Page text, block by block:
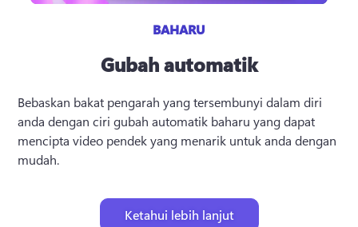
BAHARU
Gubah automatik
Bebaskan bakat pengarah yang tersembunyi dalam diri
anda dengan ciri gubah automatik baharu yang dapat
mencipta video pendek yang menarik untuk anda dengan
mudah.
Ketahui lebih lanjut